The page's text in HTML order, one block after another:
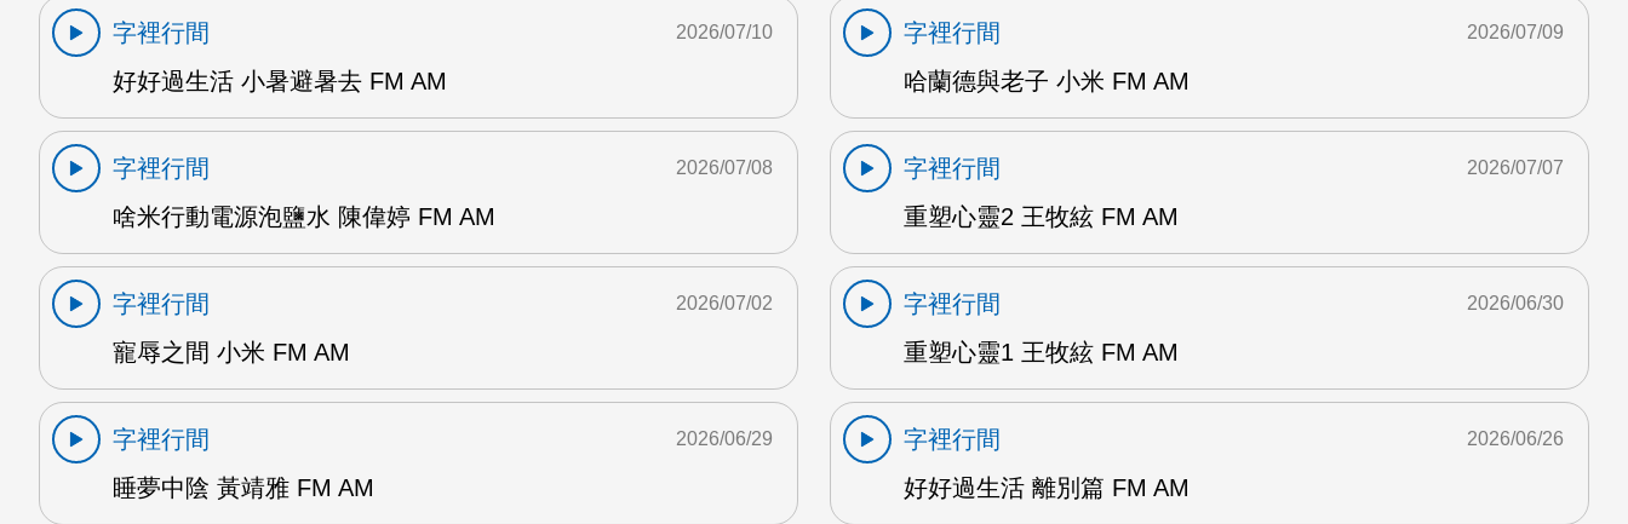
字裡行間
好好過生活 小暑避暑去 FM AM
2026/07/10
字裡行間
哈蘭德與老子 小米 FM AM
2026/07/09
字裡行間
啥米行動電源泡鹽水 陳偉婷 FM AM
2026/07/08
字裡行間
重塑心靈2 王牧絃 FM AM
2026/07/07
字裡行間
寵辱之間 小米 FM AM
2026/07/02
字裡行間
重塑心靈1 王牧絃 FM AM
2026/06/30
字裡行間
睡夢中陰 黃靖雅 FM AM
2026/06/29
字裡行間
好好過生活 離別篇 FM AM
2026/06/26